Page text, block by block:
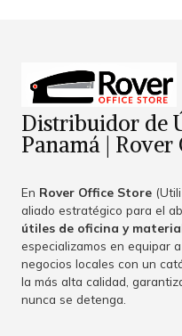
Distribuidor de
Panamá | Rover
En Rover Office Store
aliado estratégico para el
útiles de oficina y
especializamos en equipar
negocios locales con un
la más alta calidad,
nunca se detenga.